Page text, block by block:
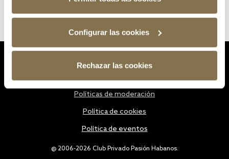
Configurar las cookies
Rechazar las cookies
@ 2006-2026 Club Privado Pasión Habanos.
Políticas de moderación
Política de cookies
Política de eventos